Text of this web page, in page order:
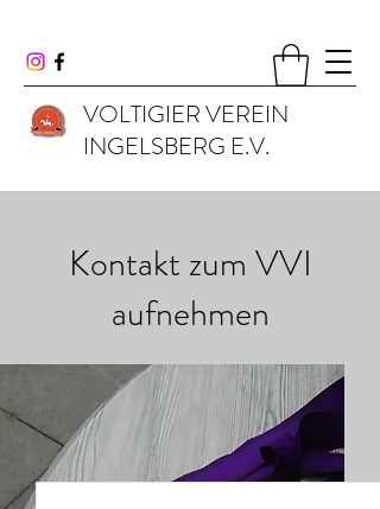
VOLTIGIER VEREIN
INGELSBERG E.V.
Kontakt zum VVI
aufnehmen